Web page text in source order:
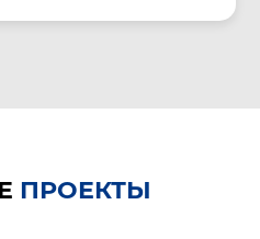
ПРОЕКТЫ